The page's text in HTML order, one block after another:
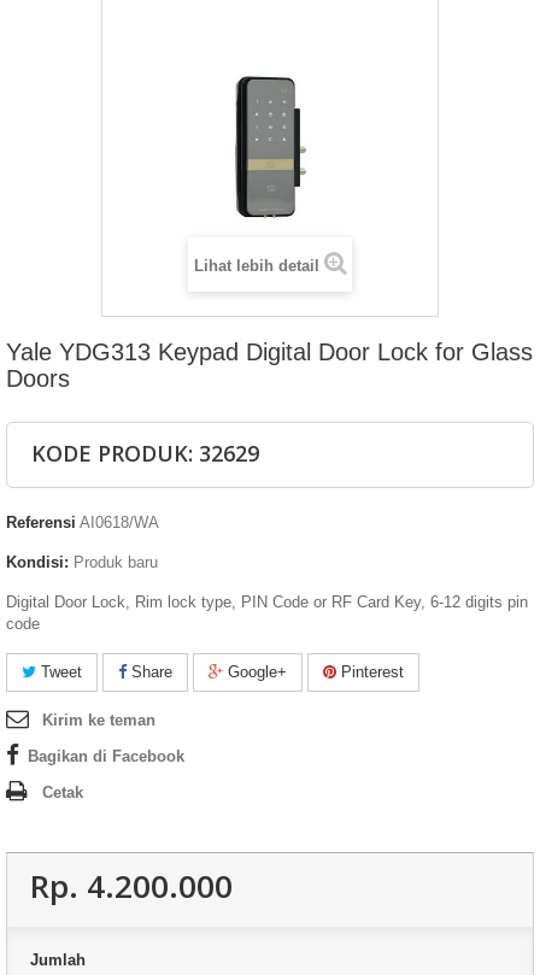
Lihat lebih detail
Yale YDG313 Keypad Digital Door Lock for Glass
Doors
KODE PRODUK: 32629
Referensi AI0618/WA
Kondisi: Produk baru
Digital Door Lock, Rim lock type, PIN Code or RF Card Key, 6-12 digits pin
code
Tweet Share Google+ Pinterest
Kirim ke teman
Bagikan di Facebook
Cetak
Rp‎. 4.200.000
Jumlah